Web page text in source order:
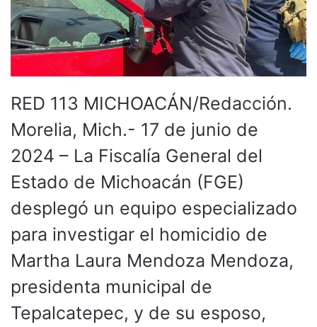
RED 113 MICHOACÁN/Redacción.
Morelia, Mich.- 17 de junio de
2024 – La Fiscalía General del
Estado de Michoacán (FGE)
desplegó un equipo especializado
para investigar el homicidio de
Martha Laura Mendoza Mendoza,
presidenta municipal de
Tepalcatepec, y de su esposo,